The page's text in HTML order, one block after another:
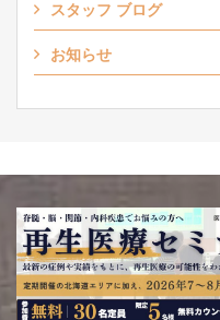
スタッフ ブログ
お知らせ